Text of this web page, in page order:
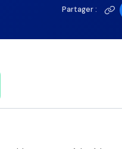
Partager :